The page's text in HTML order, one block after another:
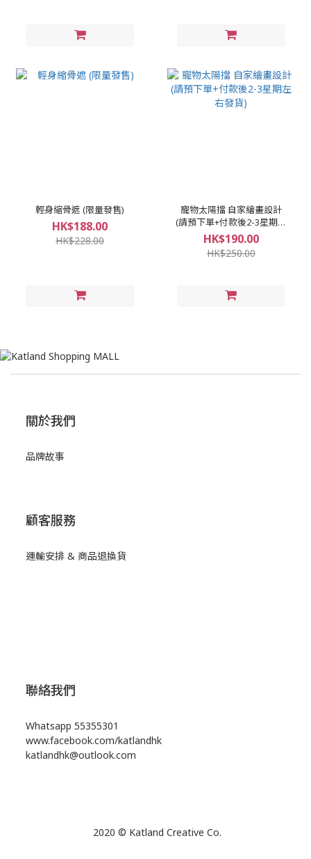
輕身縮骨遮 (限量發售)
HK$188.00
HK$228.00
寵物太陽擋 自家繪畫設計
(請預下單+付款後2-3星期左
右發貨)
HK$190.00
HK$250.00
關於我們
品牌故事
顧客服務
運輸安排 & 商品退換貨
聯絡我們
Whatsapp 55355301
www.facebook.com/katlandhk
katlandhk@outlook.com
2020 © Katland Creative Co.